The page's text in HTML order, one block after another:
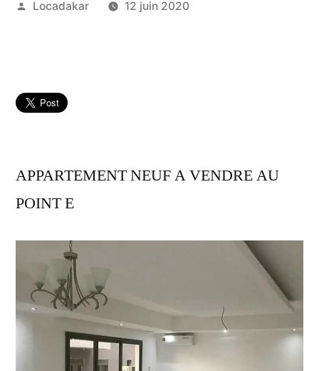
Publié
Locadakar 12 juin 2020
APPARTEMENT NEUF A VENDRE AU
POINT E